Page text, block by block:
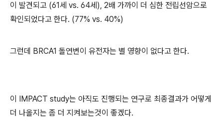
이 발견되고 (61세 vs. 64세), 2배 가까이 더 심한 전립선암으로
확인되었다고 한다. (77% vs. 40%)
그런데 BRCA1 돌연변이 유전자는 별 영향이 없다고 한다.
이 IMPACT study는 아직도 진행되는 연구로 최종결과가 어떻게
더 나올지는 좀 더 지켜보는것이 좋겠다.